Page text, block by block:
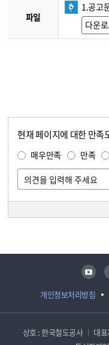
파일
1.공고
다운
현재 페이지에 대한 만족
매우만족 만족
개인정보처리방침
유튜브
상호 : 한국철도공사 대